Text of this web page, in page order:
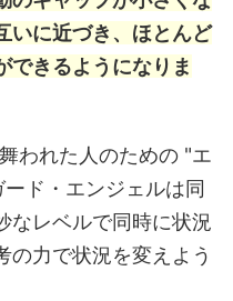
いに近づき、ほとんど
できるようになりま
われた人のための "エ
ド・エンジェルは同
なレベルで同時に状況
の力で状況を変えよう